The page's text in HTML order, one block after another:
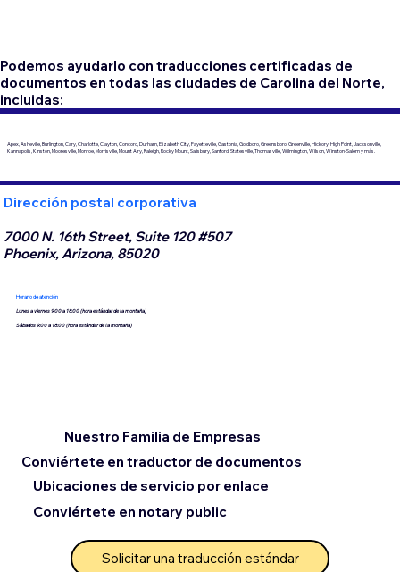
Podemos ayudarlo con traducciones certificadas de
documentos en todas las ciudades de Carolina del Norte,
incluidas:
Apex, Asheville, Burlington, Cary, Charlotte, Clayton, Concord, Durham, Elizabeth City, Fayetteville, Gastonia, Goldboro, Greensboro, Greenville, Hickory, High Point, Jacksonville,
Kannapolis, Kinston, Mooresville, Monroe, Morrisville, Mount Airy, Raleigh, Rocky Mount, Salisbury, Sanford, Statesville, Thomasville, Wilmington, Wilson, Winston-Salem y más.
Dirección postal corporativa
7000 N. 16th Street, Suite 120 #507
Phoenix, Arizona, 85020
Horario de atención
Lunes a viernes 9:00 a 18:00 (hora estándar de la montaña)
Sábados 9:00 a 18:00 (hora estándar de la montaña)
Conviértete en traductor de documentos
Ubicaciones de servicio por enlace
Nuestro Familia de Empresas
Conviértete en notary public
Solicitar una traducción estándar